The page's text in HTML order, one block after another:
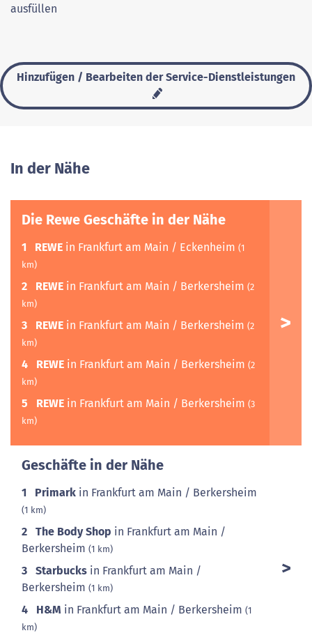
ausfüllen
Hinzufügen / Bearbeiten der Service-Dienstleistungen
In der Nähe
Die Rewe Geschäfte in der Nähe
1 REWE in Frankfurt am Main / Eckenheim (1
km)
2 REWE in Frankfurt am Main / Berkersheim (2
km)
3 REWE in Frankfurt am Main / Berkersheim (2
km)
4 REWE in Frankfurt am Main / Berkersheim (2
km)
5 REWE in Frankfurt am Main / Berkersheim (3
km)
Geschäfte in der Nähe
1 Primark in Frankfurt am Main / Berkersheim
(1 km)
2 The Body Shop in Frankfurt am Main /
Berkersheim (1 km)
3 Starbucks in Frankfurt am Main /
Berkersheim (1 km)
4 H&M in Frankfurt am Main / Berkersheim (1
km)